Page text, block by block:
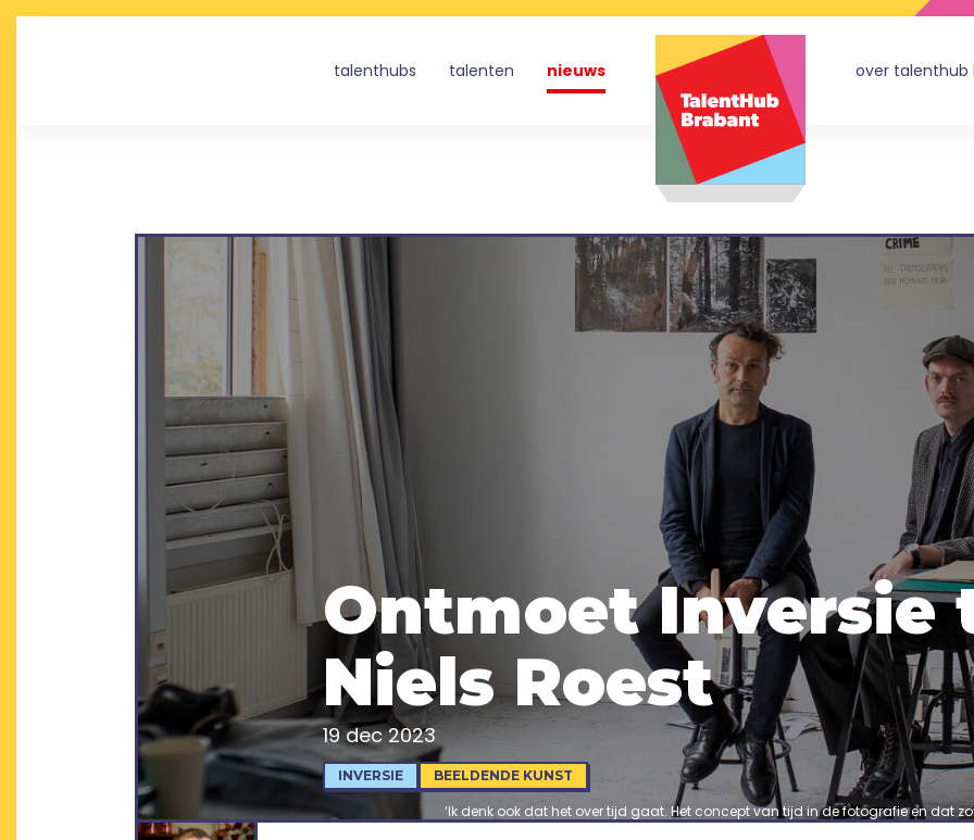
talenthubs talenten nieuws over talenthub
‘Ik denk ook dat het over tijd gaat. Het concept van tijd in de fotografie en dat
Ontmoet Inversie
Niels Roest
19 dec 2023
INVERSIE BEELDENDE KUNST